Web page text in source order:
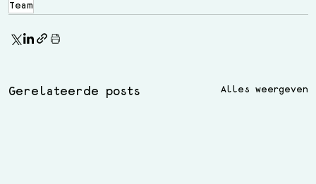
Team
Gerelateerde posts Alles weergeven